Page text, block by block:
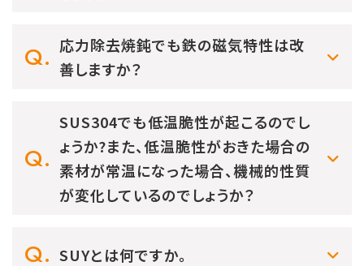
応力除去焼鈍でも鉄の磁気特性は改
善しますか？
SUS304でも低温脆性が起こるのでし
ょうか?また、低温脆性がおきた場合の
素材が常温になった場合、機械的性質
が変化しているのでしょうか？
SUYとは何ですか。